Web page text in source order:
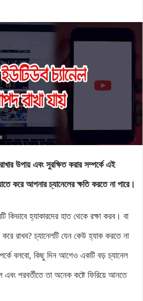
উপায় এবং সুরক্ষিত করার সম্পর্কে এই
করে আপনার চ্যানেলের ক্ষতি করতে না পারে।
কিভাবে হ্যাকারদের হাত থেকে রক্ষা করব। বা
করে রাখব? চ্যানেলটি যেন কেউ হ্যাক করতে না
বলবো, কিছু দিন আগেও একটি বড় চ্যানেল
এবং পরবর্তীতে তা অনেক কষ্টে ফিরিয়ে আনতে